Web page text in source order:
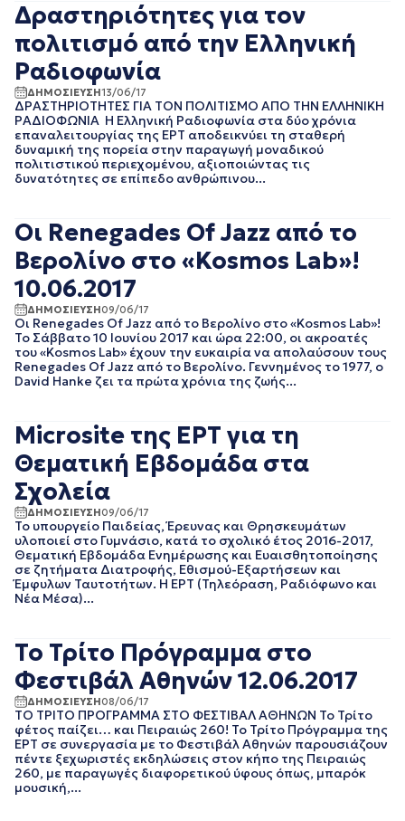
ΜΑΡΤΙΟΣ 2023
ΦΕΒΡΟΥΑΡΙΟΣ 2023
ΙΑΝΟΥΑΡΙΟΣ 2023
ΔΕΚΕΜΒΡΙΟΣ 2022
ΟΚΤΩΒΡΙΟΣ 2022
ΣΕΠΤΕΜΒΡΙΟΣ 2022
ΑΥΓΟΥΣΤΟΣ 2022
ΙΟΥΛΙΟΣ 2022
ΑΠΡΙΛΙΟΣ 2022
ΦΕΒΡΟΥΑΡΙΟΣ 2022
ΝΟΕΜΒΡΙΟΣ 2021
ΟΚΤΩΒΡΙΟΣ 2021
ΣΕΠΤΕΜΒΡΙΟΣ 2021
ΑΥΓΟΥΣΤΟΣ 2021
ΜΑΙΟΣ 2021
ΑΠΡΙΛΙΟΣ 2021
ΜΑΡΤΙΟΣ 2021
ΔΕΚΕΜΒΡΙΟΣ 2020
ΝΟΕΜΒΡΙΟΣ 2020
ΟΚΤΩΒΡΙΟΣ 2020
ΣΕΠΤΕΜΒΡΙΟΣ 2020
ΙΟΥΝΙΟΣ 2020
ΜΑΙΟΣ 2020
ΑΠΡΙΛΙΟΣ 2020
ΦΕΒΡΟΥΑΡΙΟΣ 2020
ΙΑΝΟΥΑΡΙΟΣ 2020
ΔΕΚΕΜΒΡΙΟΣ 2019
ΝΟΕΜΒΡΙΟΣ 2019
Δραστηριότητες για τον
πολιτισμό από την Ελληνική
Ραδιοφωνία
ΔΗΜΟΣΙΕΥΣΗ13/06/17
ΔΡΑΣΤΗΡΙΟΤΗΤΕΣ ΓΙΑ ΤΟΝ ΠΟΛΙΤΙΣΜΟ ΑΠΟ ΤΗΝ ΕΛΛΗΝΙΚΗ
ΡΑΔΙΟΦΩΝΙΑ Η Ελληνική Ραδιοφωνία στα δύο χρόνια
επαναλειτουργίας της ΕΡΤ αποδεικνύει τη σταθερή
δυναμική της πορεία στην παραγωγή μοναδικού
πολιτιστικού περιεχομένου, αξιοποιώντας τις
δυνατότητες σε επίπεδο ανθρώπινου...
Οι Renegades Of Jazz από το
Βερολίνο στο «Kosmos Lab»!
10.06.2017
ΔΗΜΟΣΙΕΥΣΗ09/06/17
Οι Renegades Of Jazz από το Βερολίνο στο «Kosmos Lab»!
Το Σάββατο 10 Ιουνίου 2017 και ώρα 22:00, οι ακροατές
του «Kosmos Lab» έχουν την ευκαιρία να απολαύσουν τους
Renegades Of Jazz από το Βερολίνο. Γεννημένος το 1977, ο
David Hanke ζει τα πρώτα χρόνια της ζωής...
Microsite της ΕΡΤ για τη
Θεματική Εβδομάδα στα
Σχολεία
ΔΗΜΟΣΙΕΥΣΗ09/06/17
Το υπουργείο Παιδείας, Έρευνας και Θρησκευμάτων
υλοποιεί στο Γυμνάσιο, κατά το σχολικό έτος 2016-2017,
Θεματική Εβδομάδα Ενημέρωσης και Ευαισθητοποίησης
σε ζητήματα Διατροφής, Εθισμού-Εξαρτήσεων και
Έμφυλων Ταυτοτήτων. Η ΕΡΤ (Τηλεόραση, Ραδιόφωνο και
Νέα Μέσα)...
Το Τρίτο Πρόγραμμα στο
Φεστιβάλ Αθηνών 12.06.2017
ΔΗΜΟΣΙΕΥΣΗ08/06/17
ΤΟ ΤΡΙΤΟ ΠΡΟΓΡΑΜΜΑ ΣΤΟ ΦΕΣΤΙΒΑΛ ΑΘΗΝΩΝ Το Τρίτο
φέτος παίζει… και Πειραιώς 260! Το Τρίτο Πρόγραμμα της
ΕΡΤ σε συνεργασία με το Φεστιβάλ Αθηνών παρουσιάζουν
πέντε ξεχωριστές εκδηλώσεις στον κήπο της Πειραιώς
260, με παραγωγές διαφορετικού ύφους όπως, μπαρόκ
μουσική,...